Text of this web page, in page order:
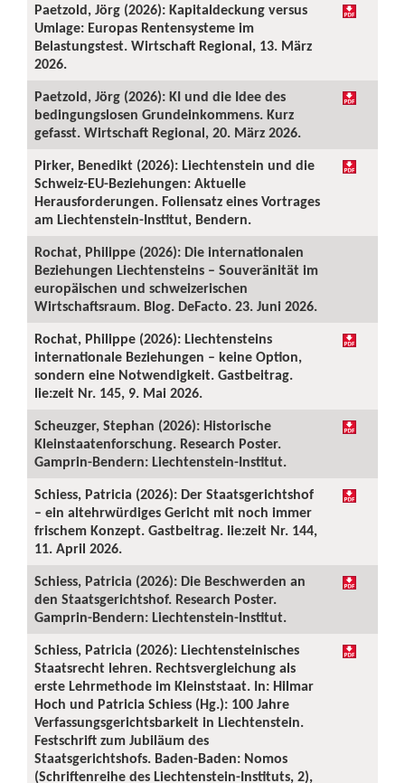
Paetzold, Jörg (2026): Kapitaldeckung versus
Umlage: Europas Rentensysteme im
Belastungstest. Wirtschaft Regional, 13. März
2026.
Paetzold, Jörg (2026): KI und die Idee des
bedingungslosen Grundeinkommens. Kurz
gefasst. Wirtschaft Regional, 20. März 2026.
Pirker, Benedikt (2026): Liechtenstein und die
Schweiz-EU-Beziehungen: Aktuelle
Herausforderungen. Foliensatz eines Vortrages
am Liechtenstein-Institut, Bendern.
Rochat, Philippe (2026): Die internationalen
Beziehungen Liechtensteins – Souveränität im
europäischen und schweizerischen
Wirtschaftsraum. Blog. DeFacto. 23. Juni 2026.
Rochat, Philippe (2026): Liechtensteins
internationale Beziehungen – keine Option,
sondern eine Notwendigkeit. Gastbeitrag.
lie:zeit Nr. 145, 9. Mai 2026.
Scheuzger, Stephan (2026): Historische
Kleinstaatenforschung. Research Poster.
Gamprin-Bendern: Liechtenstein-Institut.
Schiess, Patricia (2026): Der Staatsgerichtshof
– ein altehrwürdiges Gericht mit noch immer
frischem Konzept. Gastbeitrag. lie:zeit Nr. 144,
11. April 2026.
Schiess, Patricia (2026): Die Beschwerden an
den Staatsgerichtshof. Research Poster.
Gamprin-Bendern: Liechtenstein-Institut.
Schiess, Patricia (2026): Liechtensteinisches
Staatsrecht lehren. Rechtsvergleichung als
erste Lehrmethode im Kleinststaat. In: Hilmar
Hoch und Patricia Schiess (Hg.): 100 Jahre
Verfassungsgerichtsbarkeit in Liechtenstein.
Festschrift zum Jubiläum des
Staatsgerichtshofs. Baden-Baden: Nomos
(Schriftenreihe des Liechtenstein-Instituts, 2),